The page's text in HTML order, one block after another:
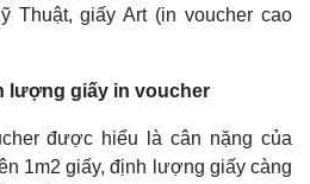
Thuật, giấy Art (in voucher cao
lượng giấy in voucher
được hiểu là cân nặng của
1m2 giấy, định lượng giấy càng